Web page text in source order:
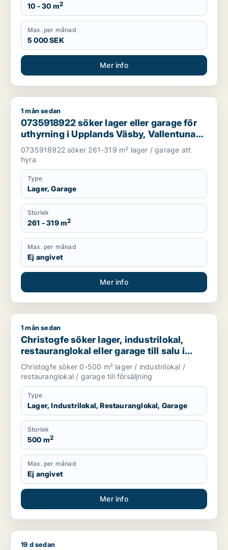
10 - 30 m2
Max. per månad
5 000 SEK
Mer info
0735918922 söker lager eller garage för uthyrning i
1 mån sedan
0735918922 söker lager eller garage för
uthyrning i Upplands Väsby, Vallentuna
eller Järfälla m.fl.
0735918922 söker 261-319 m² lager / garage att
hyra
Type
Lager, Garage
Storlek
261 - 319 m2
Max. per månad
Ej angivet
Mer info
Christogfe söker lager, industrilokal, restauranglokal eller
1 mån sedan
Christogfe söker lager, industrilokal,
restauranglokal eller garage till salu i
Nykvarn, Stockholm Innerstad eller
Kungsholmen m.fl.
Christogfe söker 0-500 m² lager / industrilokal /
restauranglokal / garage till försäljning
Type
Lager, Industrilokal, Restauranglokal, Garage
Storlek
500 m2
Max. per månad
Ej angivet
Mer info
Anders söker lager, industrilokal eller garage för uthyrning i
19 d sedan